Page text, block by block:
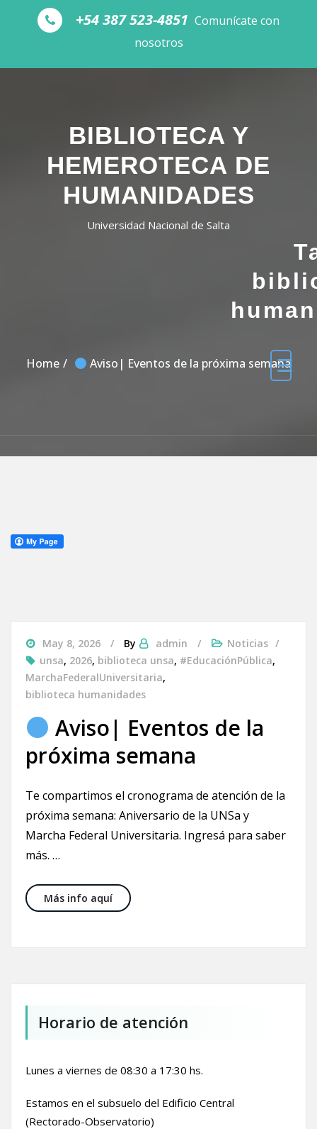
Skip to the content
+54 387 523-4851 Comunícate con
nosotros
BIBLIOTECA Y
HEMEROTECA DE
HUMANIDADES
Universidad Nacional de Salta
Home Aviso| Eventos de la próxima semana
May 8, 2026 By admin
Noticias
unsa, 2026, biblioteca unsa, #EducaciónPública,
MarchaFederalUniversitaria,
biblioteca humanidades
Aviso| Eventos de la
próxima semana
Te compartimos el cronograma de atención de la
próxima semana: Aniversario de la UNSa y
Marcha Federal Universitaria. Ingresá para saber
más. …
Más info aquí Aviso| Eventos de la próxima semana
Horario de atención
Lunes a viernes de 08:30 a 17:30 hs.
Estamos en el subsuelo del Edificio Central
(Rectorado-Observatorio)